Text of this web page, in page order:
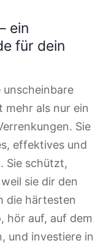
ein
für dein
unscheinbare
mehr als nur ein
Sie
effektives und
Sie schützt,
sie dir den
die härtesten
hör auf, auf dem
und investiere in